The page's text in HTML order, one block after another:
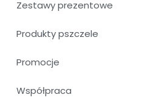
Zestawy prezentowe
Produkty pszczele
Promocje
Współpraca